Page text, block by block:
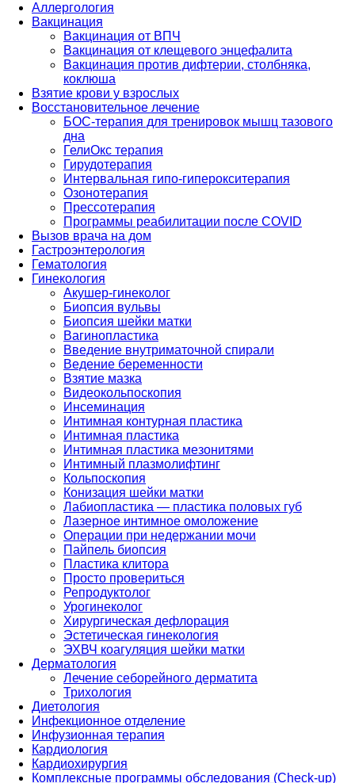
Аллергология
Вакцинация
Вакцинация от ВПЧ
Вакцинация от клещевого энцефалита
Вакцинация против дифтерии, столбняка,
коклюша
Взятие крови у взрослых
Восстановительное лечение
БОС-терапия для тренировок мышц тазового
дна
ГелиОкс терапия
Гирудотерапия
Интервальная гипо-гиперокситерапия
Озонотерапия
Прессотерапия
Программы реабилитации после СOVID
Вызов врача на дом
Гастроэнтерология
Гематология
Гинекология
Акушер-гинеколог
Биопсия вульвы
Биопсия шейки матки
Вагинопластика
Введение внутриматочной спирали
Ведение беременности
Взятие мазка
Видеокольпоскопия
Инсеминация
Интимная контурная пластика
Интимная пластика
Интимная пластика мезонитями
Интимный плазмолифтинг
Кольпоскопия
Конизация шейки матки
Лабиопластика — пластика половых губ
Лазерное интимное омоложение
Операции при недержании мочи
Пайпель биопсия
Пластика клитора
Просто провериться
Репродуктолог
Урогинеколог
Хирургическая дефлорация
Эстетическая гинекология
ЭХВЧ коагуляция шейки матки
Дерматология
Лечение себорейного дерматита
Трихология
Диетология
Инфекционное отделение
Инфузионная терапия
Кардиология
Кардиохирургия
Комплексные программы обследования (Check-up)